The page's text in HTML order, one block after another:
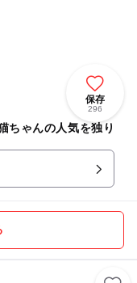
保存
296
ちゃんの人気を独り